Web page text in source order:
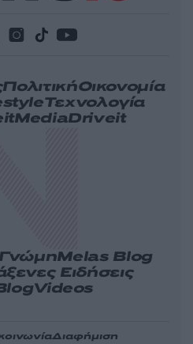
ΠολιτικήΟικονομία
Τεχνολογία
MediaDriveit
Melas Blog
Ειδήσεις
Videos
Διαφήμιση